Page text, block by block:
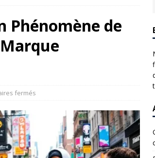
Phénomène de
fermés